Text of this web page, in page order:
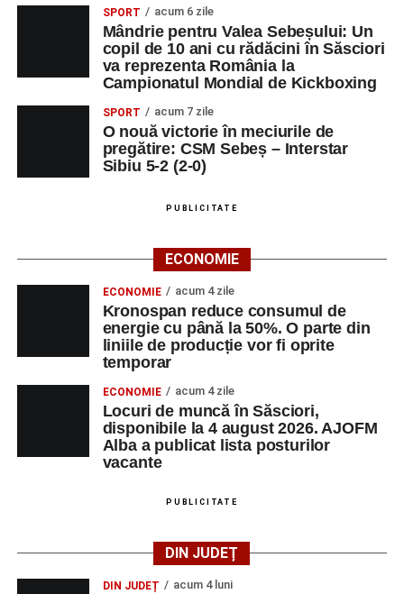
SPORT acum 6 zile
Mândrie pentru Valea Sebeșului: Un
copil de 10 ani cu rădăcini în Săsciori
va reprezenta România la
Campionatul Mondial de Kickboxing
SPORT acum 7 zile
O nouă victorie în meciurile de
pregătire: CSM Sebeș – Interstar
Sibiu 5-2 (2-0)
PUBLICITATE
ECONOMIE
ECONOMIE acum 4 zile
Kronospan reduce consumul de
energie cu până la 50%. O parte din
liniile de producție vor fi oprite
temporar
ECONOMIE acum 4 zile
Locuri de muncă în Săsciori,
disponibile la 4 august 2026. AJOFM
Alba a publicat lista posturilor
vacante
PUBLICITATE
DIN JUDEȚ
DIN JUDEȚ acum 4 luni